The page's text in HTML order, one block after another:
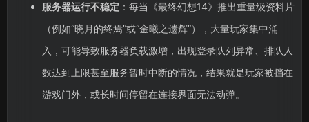
服务器运行不稳定 ：每当《最终幻想14》推出重量级资料片
（例如“晓月的终焉”或“金曦之遗辉”），大量玩家集中涌
入，可能导致服务器负载激增，出现登录队列异常、排队人
数达到上限甚至服务暂时中断的情况，结果就是玩家被挡在
游戏门外，或长时间停留在连接界面无法动弹。